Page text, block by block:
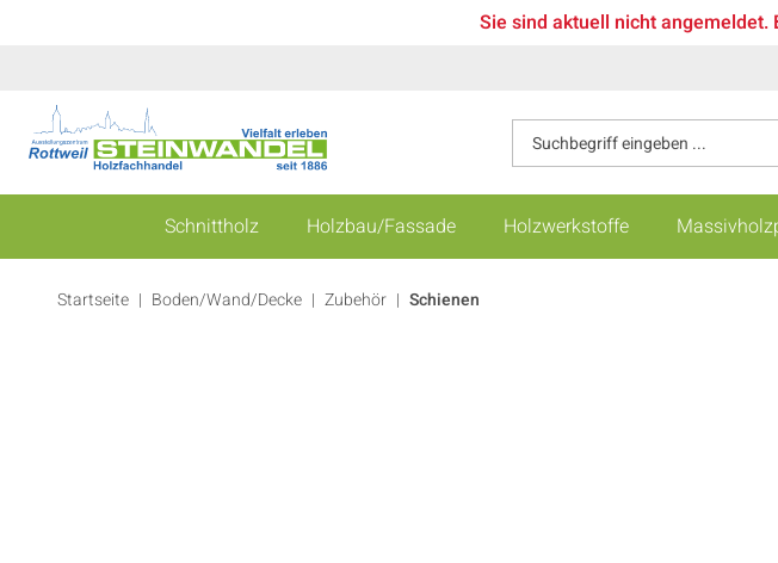
Sie sind aktuell nicht angemeldet.
Schnittholz Holzbau/Fassade Holzwerkstoffe
Startseite Boden/Wand/Decke | Zubehör | Schienen